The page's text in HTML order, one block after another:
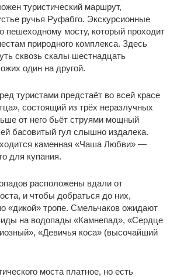
туристический маршрут,
ручья Руфабго. Экскурсионные
пешеходному мосту, который проходит
природного комплекса. Здесь
сквозь скалы шестнадцать
один на другой.
туристами предстаёт во всей красе
состоящий из трёх неразлучных
от него бьёт струями мощный
басовитый гул слышно издалека.
каменная «Чаша Любви» —
для купания.
расположены вдали от
и чтобы добраться до них,
«дикой» тропе. Смельчаков ожидают
на водопады «Камнепад», «Сердце
«Девичья коса» (высочайший
моста платное, но есть